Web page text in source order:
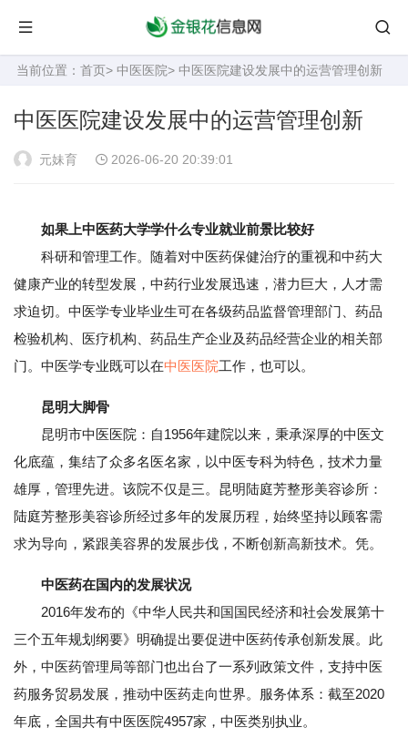
当前位置： 首页> 中医医院> 中医医院建设发展中的运营管理创新
中医医院建设发展中的运营管理创新
元妹育 2026-06-20 20:39:01
如果上中医药大学学什么专业就业前景比较好
科研和管理工作。随着对中医药保健治疗的重视和中药大
健康产业的转型发展，中药行业发展迅速，潜力巨大，人才需
求迫切。中医学专业毕业生可在各级药品监督管理部门、药品
检验机构、医疗机构、药品生产企业及药品经营企业的相关部
门。中医学专业既可以在中医医院工作，也可以。
昆明大脚骨
昆明市中医医院：自1956年建院以来，秉承深厚的中医文
化底蕴，集结了众多名医名家，以中医专科为特色，技术力量
雄厚，管理先进。该院不仅是三。昆明陆庭芳整形美容诊所：
陆庭芳整形美容诊所经过多年的发展历程，始终坚持以顾客需
求为导向，紧跟美容界的发展步伐，不断创新高新技术。凭。
中医药在国内的发展状况
2016年发布的《中华人民共和国国民经济和社会发展第十
三个五年规划纲要》明确提出要促进中医药传承创新发展。此
外，中医药管理局等部门也出台了一系列政策文件，支持中医
药服务贸易发展，推动中医药走向世界。服务体系：截至2020
年底，全国共有中医医院4957家，中医类别执业。